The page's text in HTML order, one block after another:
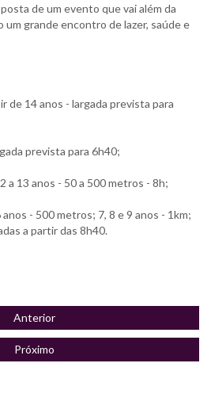
de um evento que vai além da
um grande encontro de lazer, saúde e
de 14 anos - largada prevista para
prevista para 6h40;
a 13 anos - 50 a 500 metros - 8h;
- 500 metros; 7, 8 e 9 anos - 1km;
a partir das 8h40.
Anterior
Próximo